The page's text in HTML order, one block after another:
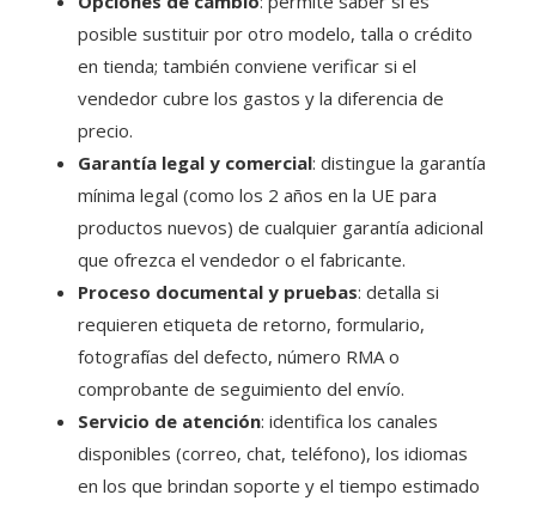
posible sustituir por otro modelo, talla o crédito
en tienda; también conviene verificar si el
vendedor cubre los gastos y la diferencia de
precio.
Garantía legal y comercial: distingue la garantía
mínima legal (como los 2 años en la UE para
productos nuevos) de cualquier garantía adicional
que ofrezca el vendedor o el fabricante.
Proceso documental y pruebas: detalla si
requieren etiqueta de retorno, formulario,
fotografías del defecto, número RMA o
comprobante de seguimiento del envío.
Servicio de atención: identifica los canales
disponibles (correo, chat, teléfono), los idiomas
en los que brindan soporte y el tiempo estimado